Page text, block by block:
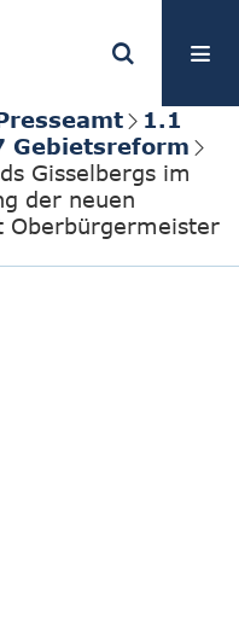
1.1
Gebietsreform
Gisselbergs im
der neuen
Oberbürgermeister